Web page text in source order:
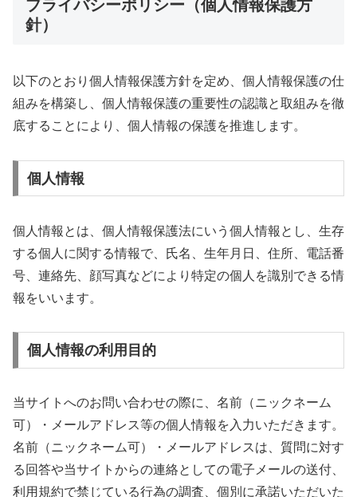
プライバシーポリシー（個人情報保護方
針）
以下のとおり個人情報保護方針を定め、個人情報保護の仕
組みを構築し、個人情報保護の重要性の認識と取組みを徹
底することにより、個人情報の保護を推進します。
個人情報
個人情報とは、個人情報保護法にいう個人情報とし、生存
する個人に関する情報で、氏名、生年月日、住所、電話番
号、連絡先、顔写真などにより特定の個人を識別できる情
報をいいます。
個人情報の利用目的
当サイトへのお問い合わせの際に、名前（ニックネーム
可）・メールアドレス等の個人情報を入力いただきます。
名前（ニックネーム可）・メールアドレスは、質問に対す
る回答や当サイトからの連絡としての電子メールの送付、
利用規約で禁じている行為の調査、個別に承諾いただいた